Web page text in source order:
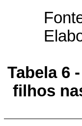
Tabela 6
filhos